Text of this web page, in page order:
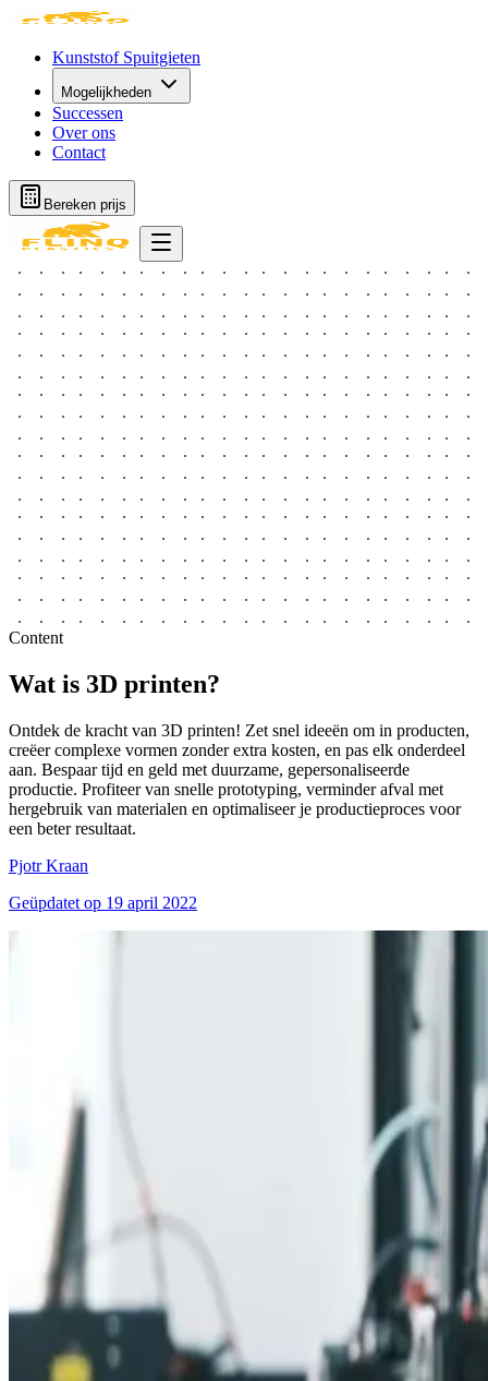
Kunststof Spuitgieten
Mogelijkheden
Successen
Over ons
Contact
Bereken prijs
Content
Wat is 3D printen?
Ontdek de kracht van 3D printen! Zet snel ideeën om in producten,
creëer complexe vormen zonder extra kosten, en pas elk onderdeel
aan. Bespaar tijd en geld met duurzame, gepersonaliseerde
productie. Profiteer van snelle prototyping, verminder afval met
hergebruik van materialen en optimaliseer je productieproces voor
een beter resultaat.
Pjotr Kraan
Geüpdatet op 19 april 2022